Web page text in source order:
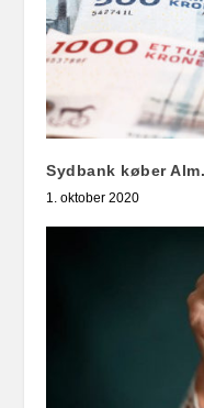
Sydbank køber
1. oktober 2020